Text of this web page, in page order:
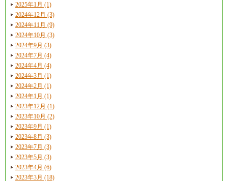
2025年1月 (1)
2024年12月 (3)
2024年11月 (9)
2024年10月 (3)
2024年9月 (3)
2024年7月 (4)
2024年4月 (4)
2024年3月 (1)
2024年2月 (1)
2024年1月 (1)
2023年12月 (1)
2023年10月 (2)
2023年9月 (1)
2023年8月 (3)
2023年7月 (3)
2023年5月 (3)
2023年4月 (6)
2023年3月 (18)